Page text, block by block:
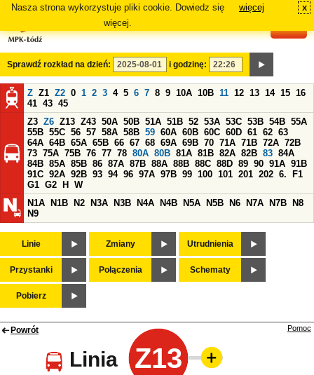
Nasza strona wykorzystuje pliki cookie. Dowiedz się
więcej.
więcej x
Sprawdź rozkład na dzień: i godzinę:
Z Z1 Z2 0 1 2 3 4 5 6 7 8 9 10A 10B 11 12 13 14 15 16
41 43 45
Z3 Z6 Z13 Z43 50A 50B 51A 51B 52 53A 53C 53B 54B 55A
55B 55C 56 57 58A 58B 59 60A 60B 60C 60D 61 62 63
64A 64B 65A 65B 66 67 68 69A 69B 70 71A 71B 72A 72B
73 75A 75B 76 77 78 80A 80B 81A 81B 82A 82B 83 84A
84B 85A 85B 86 87A 87B 88A 88B 88C 88D 89 90 91A 91B
91C 92A 92B 93 94 96 97A 97B 99 100 101 201 202 6.
F1
G1 G2 H
W
N1A
N1B N2 N3A N3B N4A N4B N5A N5B N6 N7A N7B
N8
N9
Linie Zmiany Utrudnienia
Przystanki Połączenia Schematy
Pobierz
Powrót
Linia Z13
Pomoc